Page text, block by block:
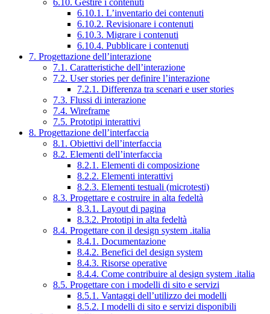
6.10. Gestire i contenuti
6.10.1. L’inventario dei contenuti
6.10.2. Revisionare i contenuti
6.10.3. Migrare i contenuti
6.10.4. Pubblicare i contenuti
7. Progettazione dell’interazione
7.1. Caratteristiche dell’interazione
7.2. User stories per definire l’interazione
7.2.1. Differenza tra scenari e user stories
7.3. Flussi di interazione
7.4. Wireframe
7.5. Prototipi interattivi
8. Progettazione dell’interfaccia
8.1. Obiettivi dell’interfaccia
8.2. Elementi dell’interfaccia
8.2.1. Elementi di composizione
8.2.2. Elementi interattivi
8.2.3. Elementi testuali (microtesti)
8.3. Progettare e costruire in alta fedeltà
8.3.1. Layout di pagina
8.3.2. Prototipi in alta fedeltà
8.4. Progettare con il design system .italia
8.4.1. Documentazione
8.4.2. Benefici del design system
8.4.3. Risorse operative
8.4.4. Come contribuire al design system .italia
8.5. Progettare con i modelli di sito e servizi
8.5.1. Vantaggi dell’utilizzo dei modelli
8.5.2. I modelli di sito e servizi disponibili